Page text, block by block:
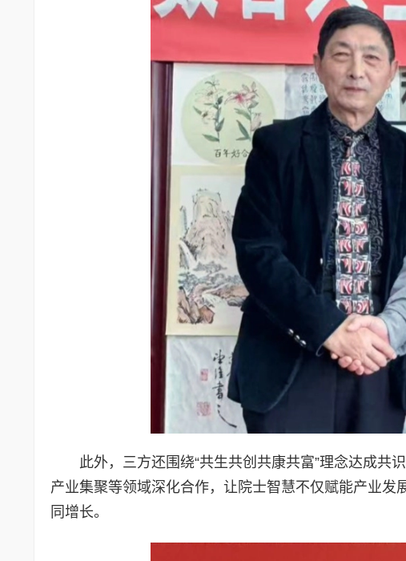
此外，三方还围绕“共生共创共康共富”理念达成共
产业集聚等领域深化合作，让院士智慧不仅赋能产业
同增长。